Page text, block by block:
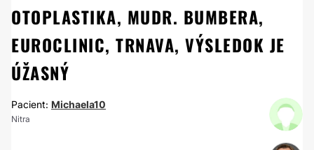
OTOPLASTIKA, MUDR. BUMBERA,
EUROCLINIC, TRNAVA, VÝSLEDOK JE
ÚŽASNÝ
Pacient: Michaela10
Nitra